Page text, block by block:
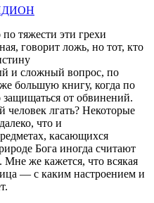
тяжести эти грехи
говорит ложь, но тот, кто
и сложный вопрос, по
большую книгу, когда по
от обвинений.
лгать? Некоторые
что и
касающихся
Бога иногда считают
же кажется, что всякая
— с каким настроением и